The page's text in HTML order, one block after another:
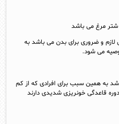
مرغ می باشد
لازم و ضروری برای بدن می باشد به
می شود.
به همین سبب برای افرادی که از کم
قاعدگی خونریزی شدیدی دارند